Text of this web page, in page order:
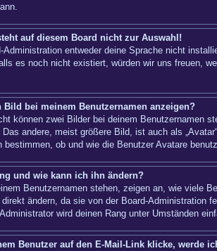
auf diesem Board nicht zur Auswahl!
Administration entweder deine Sprache nicht
es noch nicht existiert, würden wir uns freuen,
Bild bei meinem Benutzernamen anzeigen?
können zwei Bilder bei deinem Benutzernamen
andere, meist größere Bild, ist auch als
bestimmen, ob und wie die Benutzer Avatare
und wie kann ich ihn ändern?
Benutzernamen stehen, zeigen an, wie viele
ändern, da sie von der Board-Administration
wird deinen Rang unter Umständen
Benutzer auf den E-Mail-Link klicke, werde